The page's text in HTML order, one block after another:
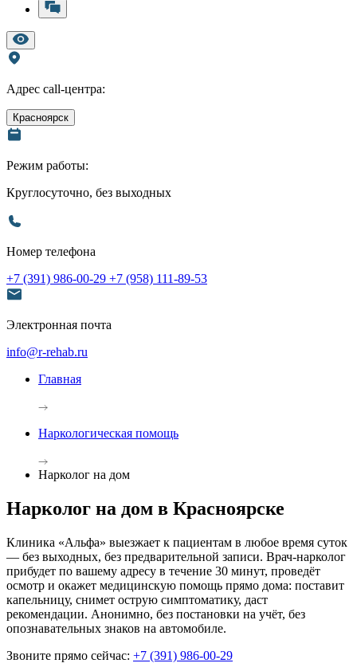
Адрес call-центра:
Красноярск
Режим работы:
Круглосуточно, без выходных
Номер телефона
+7 (391) 986-00-29 +7 (958) 111-89-53
Электронная почта
info@r-rehab.ru
Главная
Наркологическая помощь
Нарколог на дом
Нарколог на дом в Красноярске
Клиника «Альфа» выезжает к пациентам в любое время суток
— без выходных, без предварительной записи. Врач-нарколог
прибудет по вашему адресу в течение 30 минут, проведёт
осмотр и окажет медицинскую помощь прямо дома: поставит
капельницу, снимет острую симптоматику, даст
рекомендации. Анонимно, без постановки на учёт, без
опознавательных знаков на автомобиле.
Звоните прямо сейчас: +7 (391) 986-00-29